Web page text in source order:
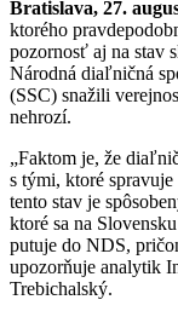
Bratislava, 27.
ktorého
pozornosť aj na stav
Národná diaľničná
(SSC) snažili
nehrozí.
„Faktom je, že
s tými, ktoré
tento stav je
ktoré sa na
putuje do NDS,
upozorňuje analytik
Trebichalský.